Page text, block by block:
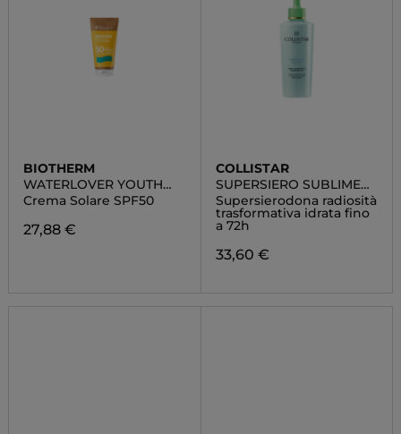
BIOTHERM
WATERLOVER YOUTH
PROTECTION
Crema Solare SPF50
27,88 €
COLLISTAR
SUPERSIERO SUBLIME
IDRA-ILLUMINANTE
RINNOVATORE
Supersierodona radiosità
trasformativa idrata fino
a 72h
33,60 €